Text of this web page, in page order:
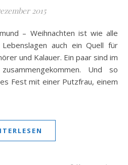
2015
auch ein Quell für
und Kalauer. Ein paar sind im
Und so
Fest mit einer Putzfrau, einem